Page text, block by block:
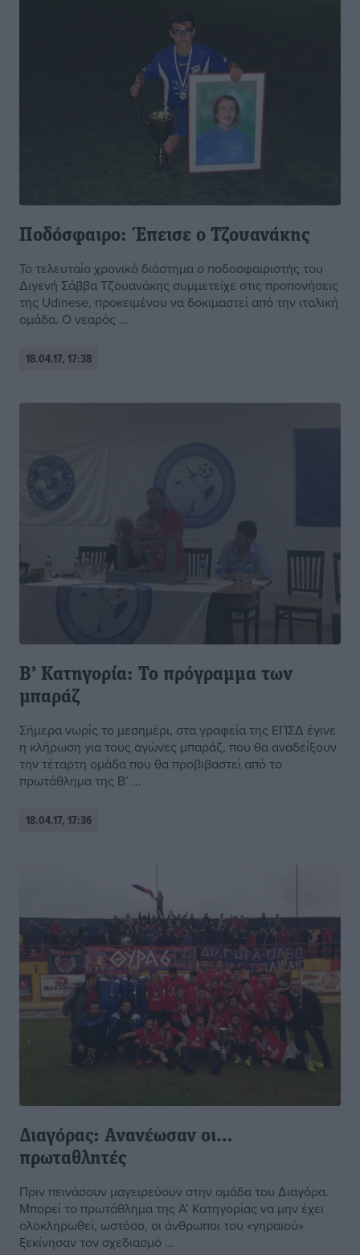
Ποδόσφαιρο: Έπεισε ο Τζουανάκης
Το τελευταίο χρονικό διάστημα ο ποδοσφαιριστής του
Διγενή Σάββα Τζουανάκης συμμετείχε στις προπονήσεις
της Udinese, προκειμένου να δοκιμαστεί από την ιταλική
ομάδα. Ο νεαρός ...
18.04.17, 17:38
Β’ Κατηγορία: Το πρόγραμμα των
μπαράζ
Σήμερα νωρίς το μεσημέρι, στα γραφεία της ΕΠΣΔ έγινε
η κλήρωση για τους αγώνες μπαράζ, που θα αναδείξουν
την τέταρτη ομάδα που θα προβιβαστεί από το
πρωτάθλημα της Β’ ...
18.04.17, 17:36
Διαγόρας: Ανανέωσαν οι…
πρωταθλητές
Πριν πεινάσουν μαγειρεύουν στην ομάδα του Διαγόρα.
Μπορεί το πρωτάθλημα της Α’ Κατηγορίας να μην έχει
ολοκληρωθεί, ωστόσο, οι άνθρωποι του «γηραιού»
ξεκίνησαν τον σχεδιασμό ...